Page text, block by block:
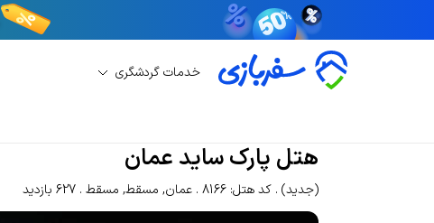
خدمات گردشگری
هتل پارک ساید عمان
(جدید) کد هتل: 8166 عمان, مسقط, مسقط 627 بازدید